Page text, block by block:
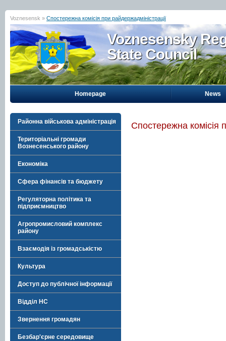
Voznesensk » Спостережна комісія при райдержадміністрації
Voznesensky
State Council
Homepage News
Районна військова адміністрація
Територіальні громади
Вознесенського району
Економіка
Сфера фінансів та бюджету
Регуляторна політика та
підприємництво
Агропромисловий комплекс
району
Взаємодія із громадськістю
Культура
Доступ до публічної інформації
Відділ НС
Звернення громадян
Безбар'єрне середовище
Спостережна комісія